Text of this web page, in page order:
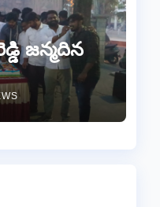
జన్మదిన